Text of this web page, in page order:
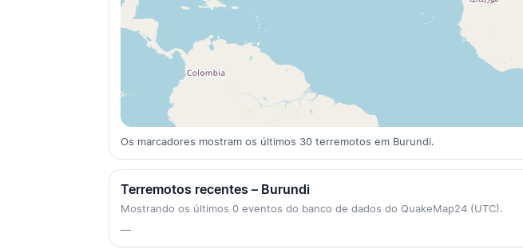
Os marcadores mostram os últimos 30 terremotos em Burundi.
Terremotos recentes – Burundi
Mostrando os últimos 0 eventos do banco de dados do QuakeMap24 (UTC).
—